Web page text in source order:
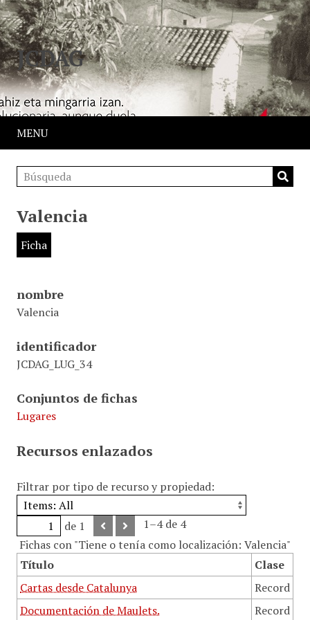
JCDAG
MENU
Valencia
Ficha
nombre
Valencia
identificador
JCDAG_LUG_34
Conjuntos de fichas
Lugares
Recursos enlazados
Filtrar por tipo de recurso y propiedad:
de 1
1–4 de 4
Fichas con "Tiene o tenía como localización: Valencia"
Título
Clase
Cartas desde Catalunya
Record
Documentación de Maulets.
Record